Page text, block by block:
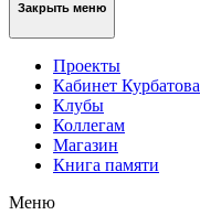
Закрыть меню
Проекты
Кабинет Курбатова
Клубы
Коллегам
Магазин
Книга памяти
Меню